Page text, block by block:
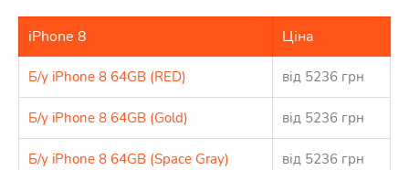
iPhone 8 Цінa
Б/у iPhone 8 64GB (RED) від 5236 грн
Б/у iPhone 8 64GB (Gold) від 5236 грн
Б/у iPhone 8 64GB (Space Gray) від 5236 грн